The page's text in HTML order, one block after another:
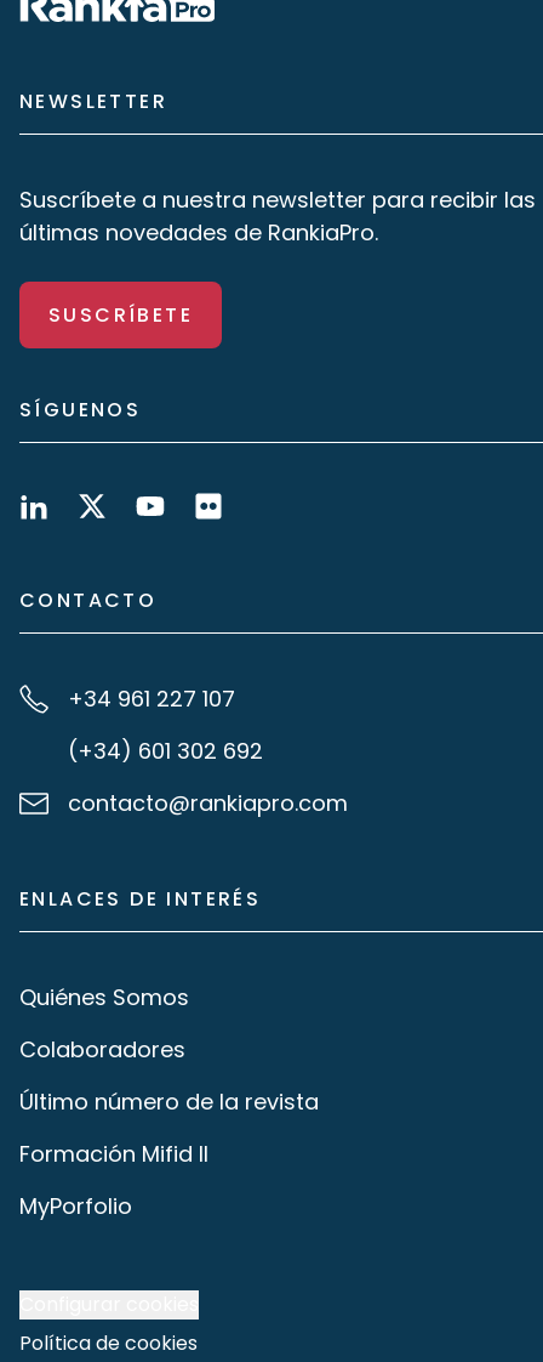
NEWSLETTER
Suscríbete a nuestra newsletter para recibir las
últimas novedades de RankiaPro.
SUSCRÍBETE
SÍGUENOS
CONTACTO
+34 961 227 107
(+34) 601 302 692
contacto@rankiapro.com
ENLACES DE INTERÉS
Quiénes Somos
Colaboradores
Último número de la revista
Formación Mifid II
MyPorfolio
Política de cookies